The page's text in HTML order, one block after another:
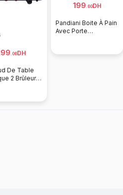
00DH
De Table
2 Brûleurs
199 00DH
Pandiani Boite À Pain
Avec Porte